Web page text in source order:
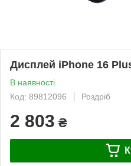
Дисплей iPhone 16
В наявності
Код: 89812096
Роздріб
2 803 ₴